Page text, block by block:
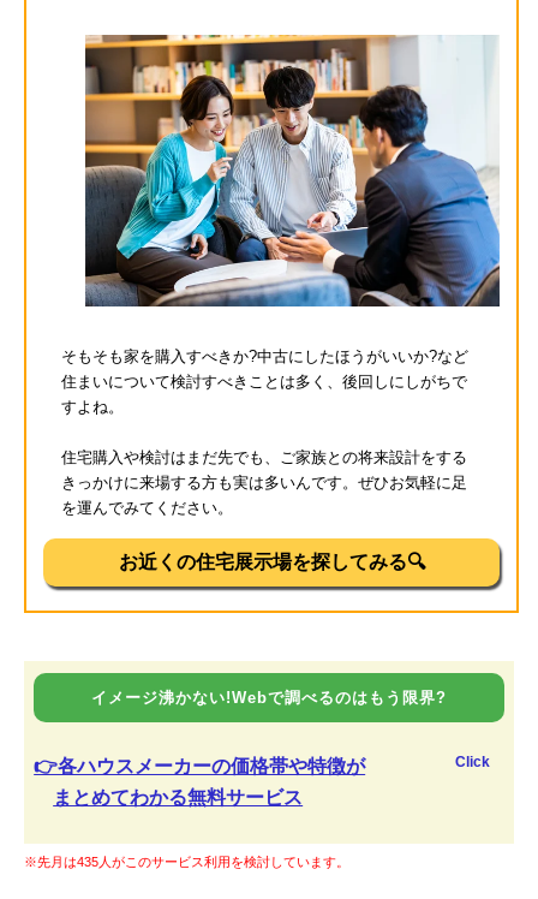
そもそも家を購入すべきか?中古にしたほうがいいか?など
住まいについて検討すべきことは多く、後回しにしがちで
すよね。
住宅購入や検討はまだ先でも、ご家族との将来設計をする
きっかけに来場する方も実は多いんです。ぜひお気軽に足
を運んでみてください。
お近くの住宅展示場を探してみる🔍
イメージ沸かない!Webで調べるのはもう限界?
👉各ハウスメーカーの価格帯や特徴が
まとめてわかる無料サービス
Click
※先月は435人がこのサービス利用を検討しています。